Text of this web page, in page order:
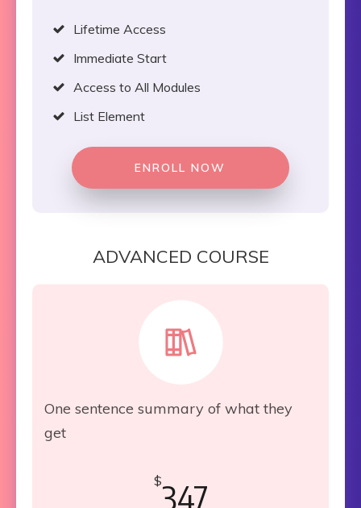
Lifetime Access
Immediate Start
Access to All Modules
List Element
ENROLL NOW
ADVANCED COURSE
One sentence summary of what they
get
$347